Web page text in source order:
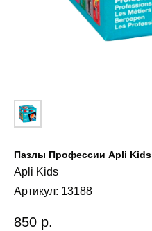
Пазлы Профессии Apli Kids
Apli Kids
Артикул: 13188
850 р.